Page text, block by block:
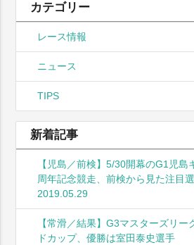
カテゴリー
レース情報
ニュース
TIPS
新着記事
【児島／前検】5/30開幕のG1児島
周年記念競走、前検から見た注目
2019.05.29
【常滑／結果】G3マスターズリ
ドカップ、優勝は室田泰史選手